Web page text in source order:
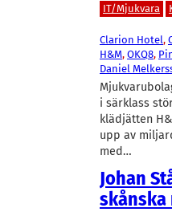
IT/Mjukvara
Clarion Hotel,
H&M, OKQ8,
Daniel
i särklass
klädjätten
upp av
med…
Johan